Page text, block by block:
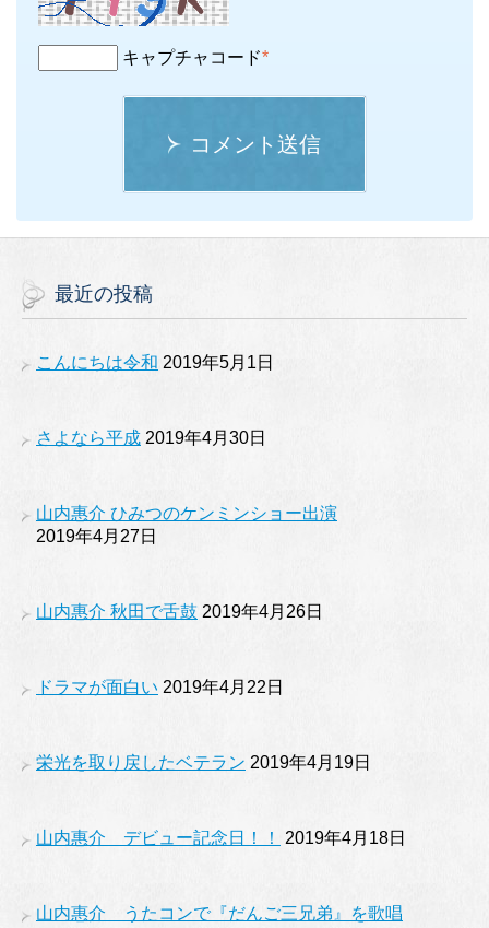
キャプチャコード*
コメント送信
最近の投稿
こんにちは令和 2019年5月1日
さよなら平成 2019年4月30日
山内惠介 ひみつのケンミンショー出演
2019年4月27日
山内惠介 秋田で舌鼓 2019年4月26日
ドラマが面白い 2019年4月22日
栄光を取り戻したベテラン 2019年4月19日
山内惠介 デビュー記念日！！ 2019年4月18日
山内惠介 うたコンで『だんご三兄弟』を歌唱